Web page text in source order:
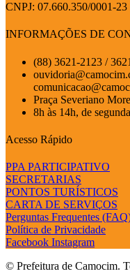
CNPJ: 07.660.350/0001-23
INFORMAÇÕES DE
(88) 3621-2123 /
Praça Severiano
8h às 14h, de
Acesso Rápido
PPA PARTICIPATIVO
SECRETARIAS
PONTOS TURÍSTICOS
CARTA DE SERVIÇOS
Perguntas Frequentes
Política de Privacidade
Facebook Instagram
© Prefeitura de Camocim.